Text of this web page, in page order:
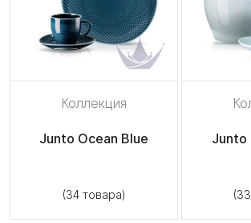
Коллекция
Junto Ocean Blue
(34 товара)
Junto